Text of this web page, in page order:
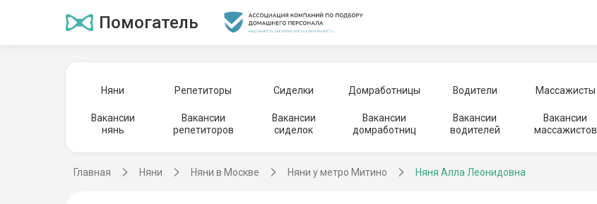
Помогатель
Няни Репетиторы Сиделки Домработницы Водители Массажисты
Вакансии
нянь
Вакансии
репетиторов
Вакансии
сиделок
Вакансии
домработниц
Вакансии
водителей
Вакансии
массажистов
Главная Няни Няни в Москве Няни у метро Митино Няня Алла Леонидовна